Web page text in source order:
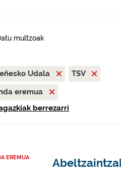
multzoak
Udala
TSV
eremua
berrezarri
EREMUA